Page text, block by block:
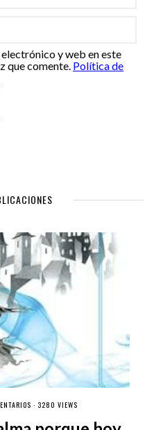
y web en este
que comente. Política de
· 3280 VIEWS